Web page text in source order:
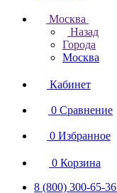
Москва
Назад
Города
Москва
Кабинет
0 Сравнение
0 Избранное
0 Корзина
8 (800) 300-65-36